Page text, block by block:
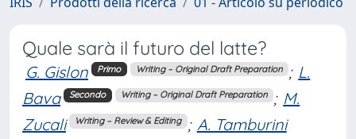
Quale sarà il futuro del latte?
G. Gislon Primo Writing – Original Draft Preparation ; L.
Bava
Secondo Writing – Original Draft Preparation ; M.
Zucali
Writing – Review & Editing ; A. Tamburini